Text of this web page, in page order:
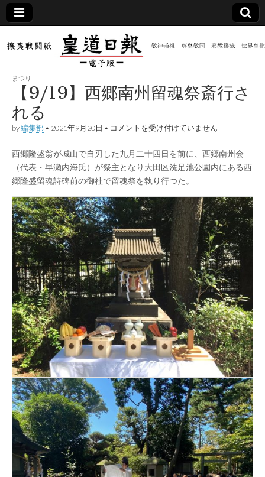
皇道
日報
（防
共新
聞）
電子
版
敬神
尊皇
｜昭
和八
年創
刊
皇道
実
攘夷
戦闘
紙
まつり
【9/19】西郷南州留魂祭斎行さ
れる
by編集部 • 2021年9月20日 • 【9/19】
南
州
魂
斎
行
さ
れ
る
は
コメントを受け付けていません
西郷隆盛翁が城山で自刃した九月二十四日を前に、西郷南州会
（代表・早瀬内海氏）が祭主となり大田区洗足池公園内にある西
郷隆盛留魂詩碑前の御社で留魂祭を執り行つた。